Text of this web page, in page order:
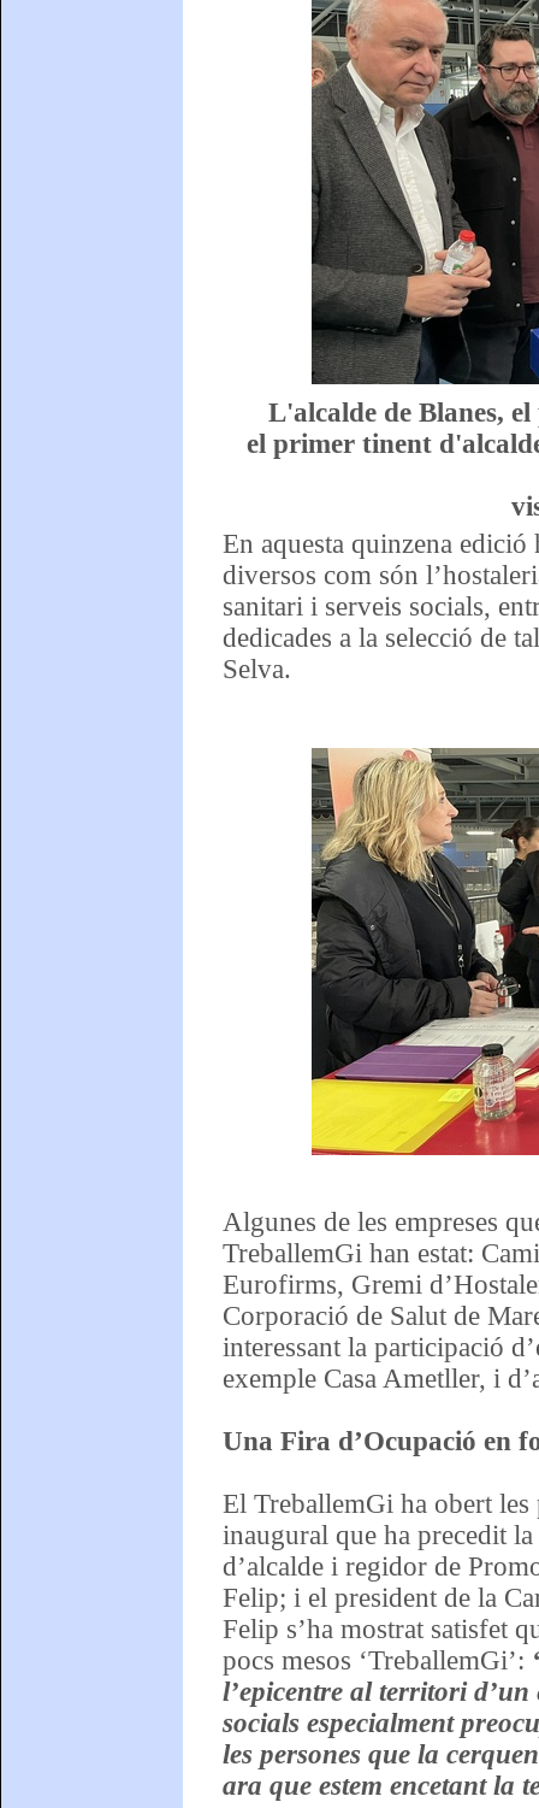
L'alcalde de Blanes,
el primer tinent
En aquesta quinzena edició
diversos com són
sanitari i serveis socials,
dedicades a la selecció de
Selva.
Algunes de les empreses
TreballemGi han estat:
Eurofirms, Gremi
Corporació de Salut de
interessant la participació
exemple Casa Ametller, i
Una Fira d’Ocupació en
El TreballemGi ha obert les
inaugural que ha precedit
d’alcalde i regidor de
Felip; i el president de la
Felip s’ha mostrat satisfet
pocs mesos ‘TreballemGi’:
l’epicentre al territori d’un
socials especialment
les persones que la
ara que estem encetant la